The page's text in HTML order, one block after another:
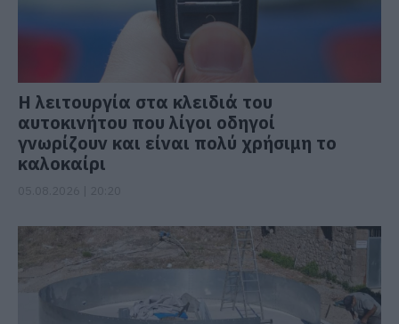
Η λειτουργία στα κλειδιά του
αυτοκινήτου που λίγοι οδηγοί
γνωρίζουν και είναι πολύ χρήσιμη το
καλοκαίρι